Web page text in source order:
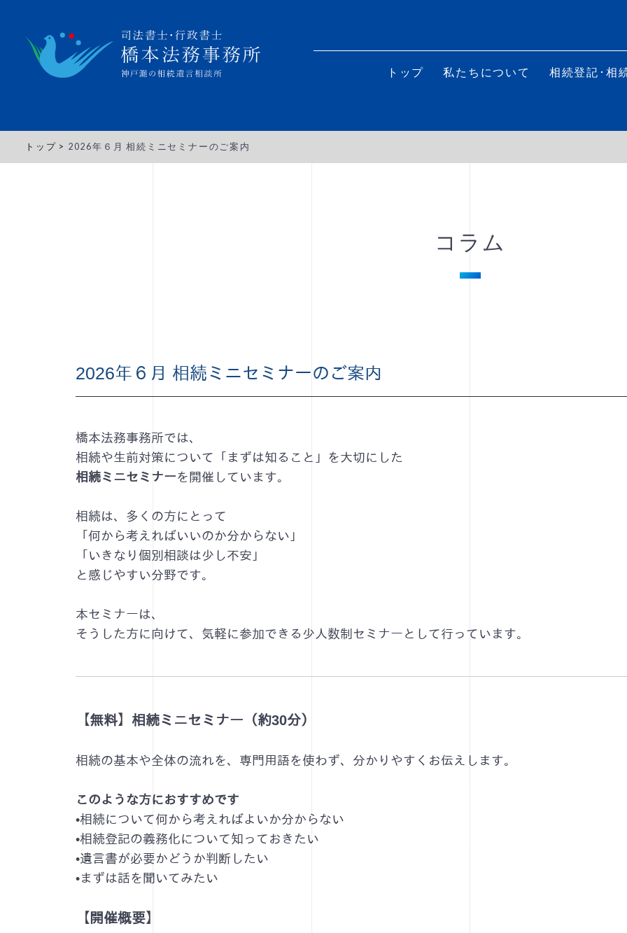
トップ 私たちについて 相続登記･相
トップ > 2026年６月 相続ミニセミナーのご案内
コラム
2026年６月 相続ミニセミナーのご案内
橋本法務事務所では、
相続や生前対策について「まずは知ること」を大切にした
相続ミニセミナーを開催しています。
相続は、多くの方にとって
「何から考えればいいのか分からない」
「いきなり個別相談は少し不安」
と感じやすい分野です。
本セミナーは、
そうした方に向けて、気軽に参加できる少人数制セミナーとして行っています。
【無料】相続ミニセミナー（約30分）
相続の基本や全体の流れを、専門用語を使わず、分かりやすくお伝えします。
このような方におすすめです
•相続について何から考えればよいか分からない
•相続登記の義務化について知っておきたい
•遺言書が必要かどうか判断したい
•まずは話を聞いてみたい
【開催概要】